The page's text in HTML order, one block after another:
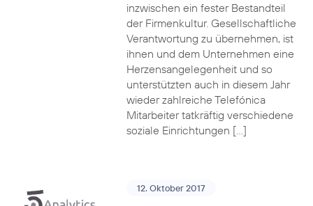
inzwischen ein fester Bestandteil
der Firmenkultur. Gesellschaftliche
Verantwortung zu übernehmen, ist
ihnen und dem Unternehmen eine
Herzensangelegenheit und so
unterstützten auch in diesem Jahr
wieder zahlreiche Telefónica
Mitarbeiter tatkräftig verschiedene
soziale Einrichtungen […]
12. Oktober 2017